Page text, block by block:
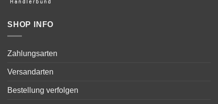
SHOP INFO
Zahlungsarten
Versandarten
Bestellung verfolgen